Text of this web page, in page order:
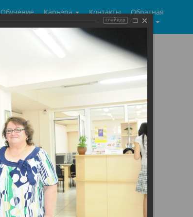
Обучение Карьера Контакты
Обратная
связь
слайдер